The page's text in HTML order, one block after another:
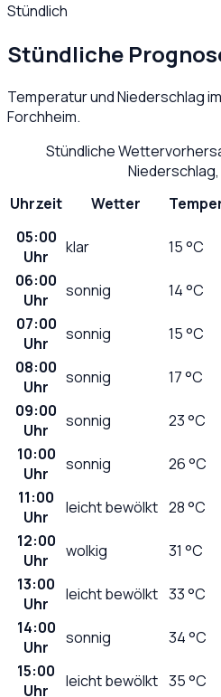
Stündlich
Stündliche
Temperatur und Niederschlag
Forchheim.
Stündliche
Uhrzeit
Wetter
05:00
Uhr
klar 15°C
06:00
Uhr
sonnig 14°C
07:00
Uhr
sonnig 15°C
08:00
Uhr
sonnig 17°C
09:00
Uhr
sonnig 23°C
10:00
Uhr
sonnig 26°C
11:00
Uhr
leicht bewölkt 28°C
12:00
Uhr
wolkig 31 °C
13:00
Uhr
leicht bewölkt 33°C
14:00
Uhr
sonnig 34°C
15:00
Uhr
leicht bewölkt 35°C